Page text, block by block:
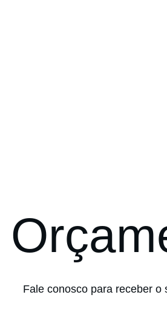
Fale conosco para receber o